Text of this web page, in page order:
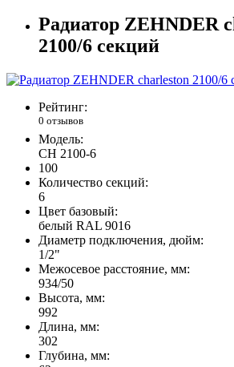
Радиатор ZEHNDER
2100/6 секций
Рейтинг:
0 отзывов
Модель:
CH 2100-6
100
Количество секций:
6
Цвет базовый:
белый RAL 9016
Диаметр подключения, дюйм:
1/2"
Межосевое расстояние, мм:
934/50
Высота, мм:
992
Длина, мм:
302
Глубина, мм: